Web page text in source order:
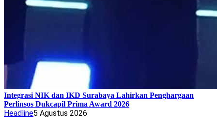
Integrasi NIK dan IKD Surabaya Lahirkan Penghargaan
Perlinsos Dukcapil Prima Award 2026
Headline5 Agustus 2026